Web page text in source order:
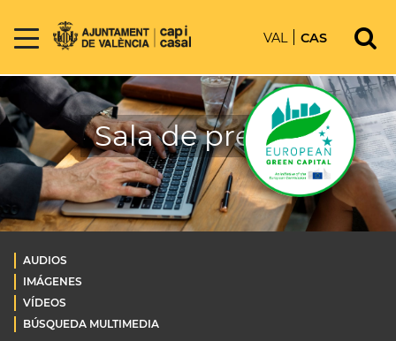
VAL CAS
Sala de prensa
AUDIOS
IMÁGENES
VÍDEOS
BÚSQUEDA MULTIMEDIA